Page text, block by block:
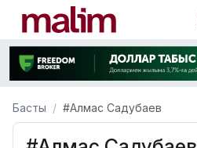
Басты #Алмас Садубаев